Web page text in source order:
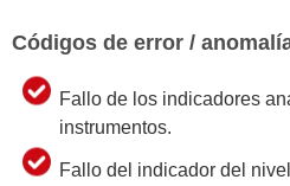
Códigos de error /
Fallo de los indicadores
instrumentos.
Fallo del indicador del